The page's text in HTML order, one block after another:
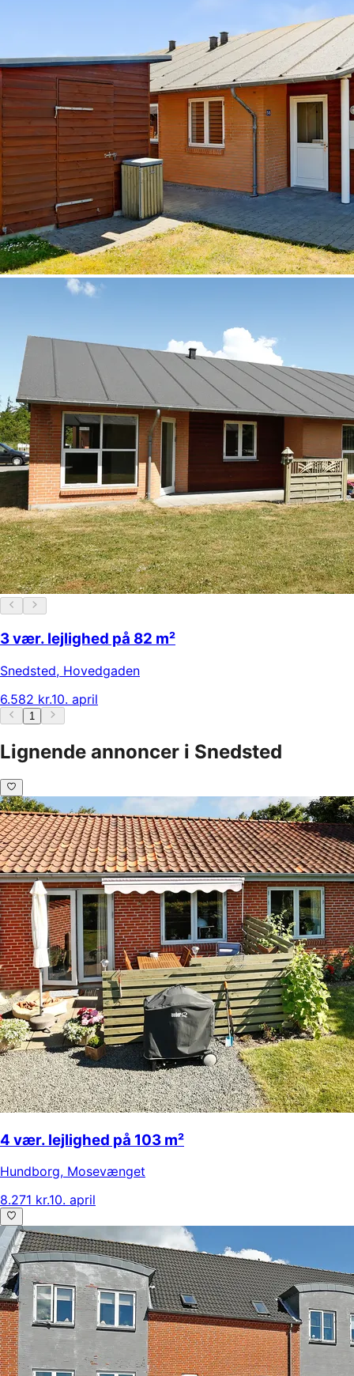
3 vær. lejlighed på 82 m²
Snedsted, Hovedgaden
6.582 kr.10. april
1
Lignende annoncer i Snedsted
4 vær. lejlighed på 103 m²
Hundborg, Mosevænget
8.271 kr.10. april